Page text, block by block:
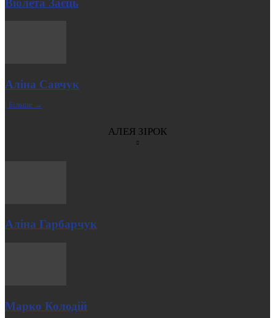
Аліна Савчук
| Більше →
АЛЕЯ ЗІРОК
Аліна Гарбарчук
Марко Колодій